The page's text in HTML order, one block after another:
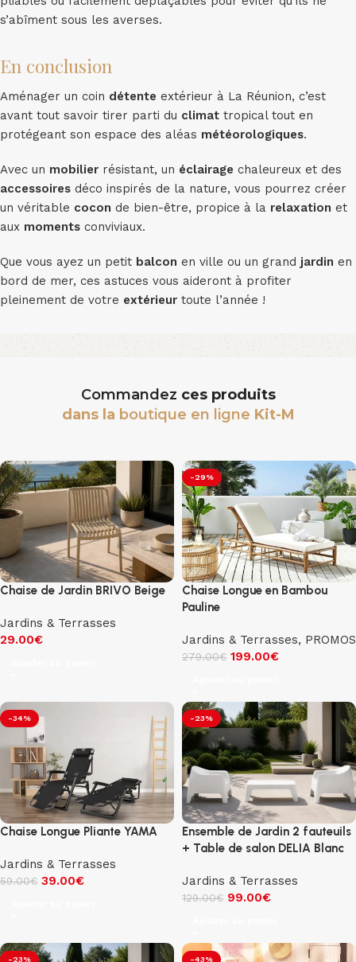
s’abîment sous les averses.
En conclusion
Aménager un coin détente extérieur à La Réunion, c’est
avant tout savoir tirer parti du climat tropical tout en
protégeant son espace des aléas météorologiques.
Avec un mobilier résistant, un éclairage chaleureux et des
accessoires déco inspirés de la nature, vous pourrez créer
un véritable cocon de bien-être, propice à la relaxation et
aux moments conviviaux.
Que vous ayez un petit balcon en ville ou un grand jardin en
bord de mer, ces astuces vous aideront à profiter
pleinement de votre extérieur toute l’année !
Commandez ces produits
dans la boutique en ligne Kit-M
Chaise de Jardin BRIVO Beige
Jardins & Terrasses
29.00€
-29%
Chaise Longue en Bambou
Pauline
Jardins & Terrasses, PROMOS
279.00€ 199.00€
-34%
Chaise Longue Pliante YAMA
Jardins & Terrasses
59.00€ 39.00€
-23%
Ensemble de Jardin 2 fauteuils
+ Table de salon DELIA Blanc
Jardins & Terrasses
129.00€ 99.00€
-23% -43%